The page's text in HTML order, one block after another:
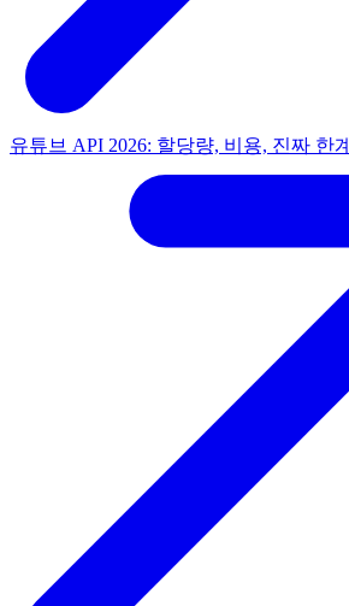
유튜브 API 2026: 할당량, 비용, 진짜 한계